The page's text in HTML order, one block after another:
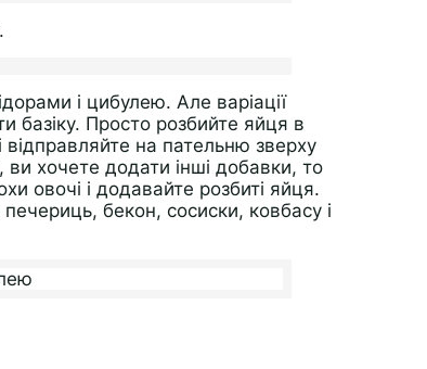
і цибулею. Але варіації
базіку. Просто розбийте яйця в
відправляйте на пательню зверху
хочете додати інші добавки, то
овочі і додавайте розбиті яйця.
бекон, сосиски, ковбасу і